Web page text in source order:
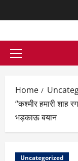
Home
“कश्मीर हमारी शाह
भड़काऊ बयान
Uncategorized